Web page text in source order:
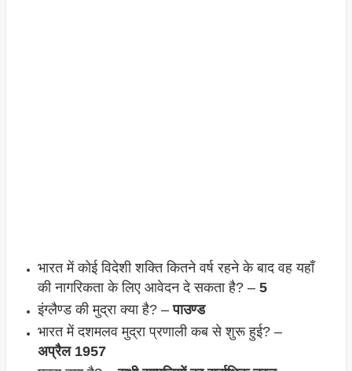
भारत में कोई विदेशी शक्ति कितने वर्ष रहने के बाद वह यहाँ
की नागरिकता के लिए आवेदन दे सकता है? – 5
इंग्लैण्ड की मुद्रा क्या है? –पाउण्ड
भारत में दशमलव मुद्रा प्रणाली कब से शुरू हुई? –
अप्रैल 1957